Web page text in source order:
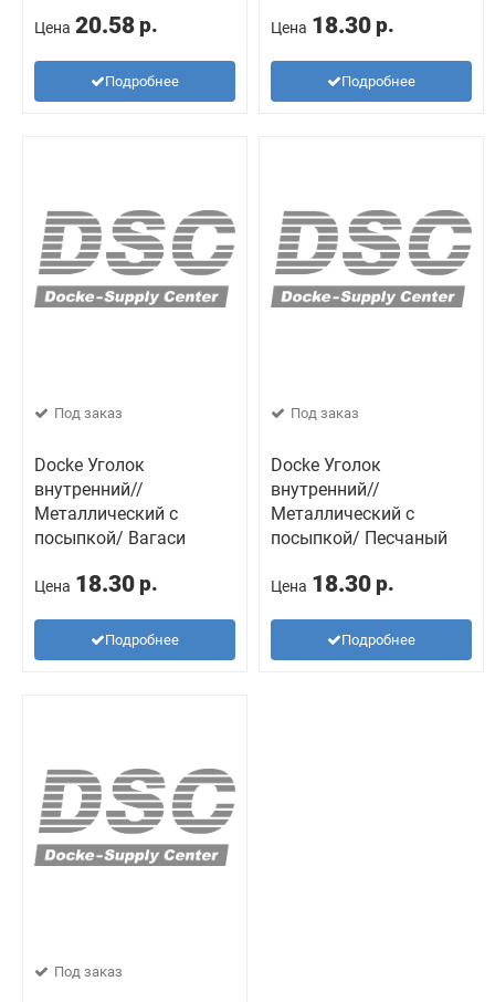
Цена 20.58 р.
Подробнее
Цена 18.30 р.
Подробнее
Под заказ
Docke Уголок
внутренний//
Металлический с
посыпкой/ Вагаси
Цена 18.30 р.
Подробнее
Под заказ
Docke Уголок
внутренний//
Металлический с
посыпкой/ Песчаный
Цена 18.30 р.
Подробнее
Под заказ